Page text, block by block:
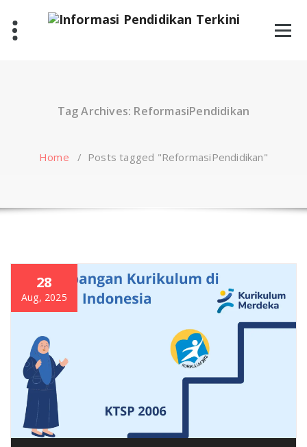
content
Tag Archives: ReformasiPendidikan
Home / Posts tagged "ReformasiPendidikan"
28
Aug, 2025